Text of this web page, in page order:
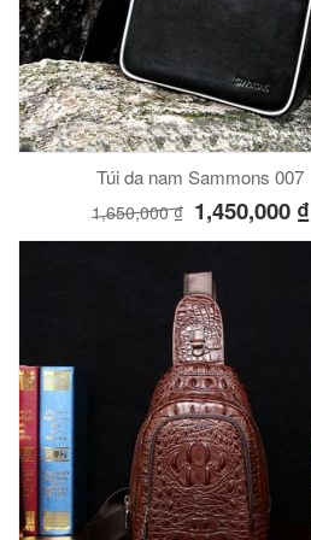
Túi da nam Sammons 007
1,650,000₫ 1,450,000 ₫